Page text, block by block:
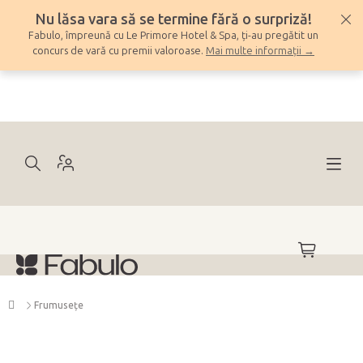
conținut
Nu lăsa vara să se termine fără o surpriză!
Fabulo, împreună cu Le Primore Hotel & Spa, ți-au pregătit un
concurs de vară cu premii valoroase. Mai multe informații →
COŞ
DE
AcasăFrumuseţe